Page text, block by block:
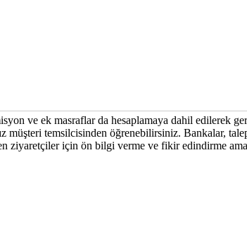
ve ek masraflar da hesaplamaya dahil edilerek
temsilcisinden öğrenebilirsiniz. Bankalar,
ziyaretçiler için ön bilgi verme ve fikir edindirme